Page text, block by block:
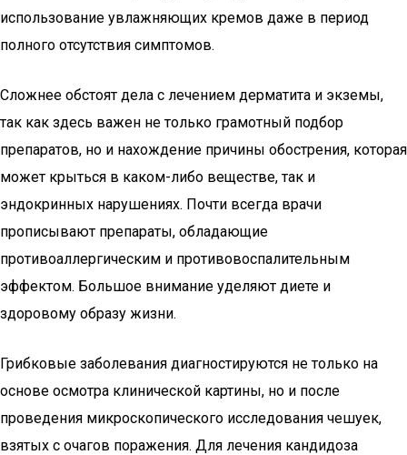
использование увлажняющих кремов даже в период
полного отсутствия симптомов.
Сложнее обстоят дела с лечением дерматита и экземы,
так как здесь важен не только грамотный подбор
препаратов, но и нахождение причины обострения, которая
может крыться в каком-либо веществе, так и
эндокринных нарушениях. Почти всегда врачи
прописывают препараты, обладающие
противоаллергическим и противовоспалительным
эффектом. Большое внимание уделяют диете и
здоровому образу жизни.
Грибковые заболевания диагностируются не только на
основе осмотра клинической картины, но и после
проведения микроскопического исследования чешуек,
взятых с очагов поражения. Для лечения кандидоза